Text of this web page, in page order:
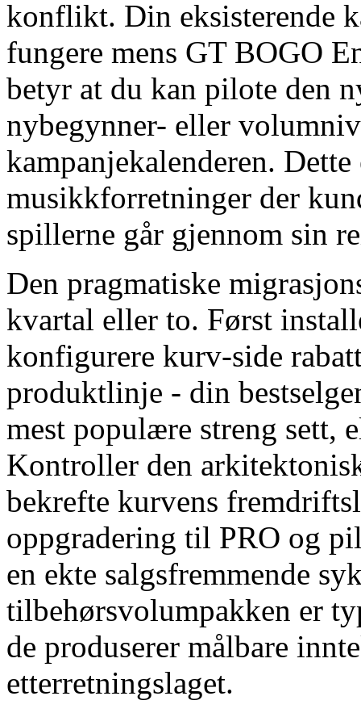
konflikt. Din eksisterende
fungere mens GT BOGO
betyr at du kan pilote den
nybegynner- eller
kampanjekalenderen.
musikkforretninger der
spillerne går gjennom sin
Den pragmatiske
kvartal eller to. Først
konfigurere kurv-side
produktlinje - din
mest populære streng sett,
Kontroller den
bekrefte kurvens
oppgradering til PRO og
en ekte salgsfremmende
tilbehørsvolumpakken er
de produserer målbare
etterretningslaget.